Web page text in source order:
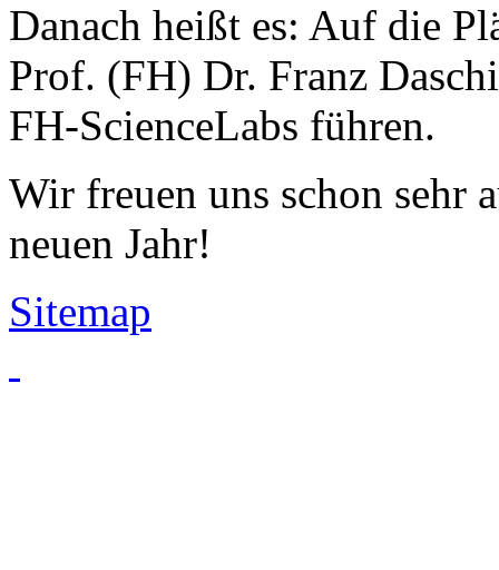
Danach heißt es: Auf die
Prof. (FH) Dr. Franz
FH-ScienceLabs führen.
Wir freuen uns schon sehr
neuen Jahr!
Sitemap